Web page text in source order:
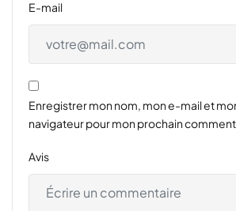
E-mail
Enregistrer mon nom, mon e-mail et
navigateur pour mon prochain
Avis